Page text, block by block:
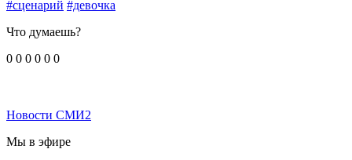
#сценарий #девочка
Что думаешь?
0 0 0 0 0 0
Новости СМИ2
Мы в эфире